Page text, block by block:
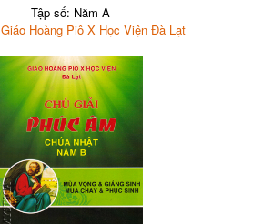
Tập số: Năm A
Giáo Hoàng Piô X Học Viện Đà Lạt